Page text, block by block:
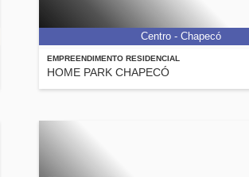
EMPREENDIMENTO RESIDENCIAL
HOME PARK CHAPECÓ
Centro - Chapecó